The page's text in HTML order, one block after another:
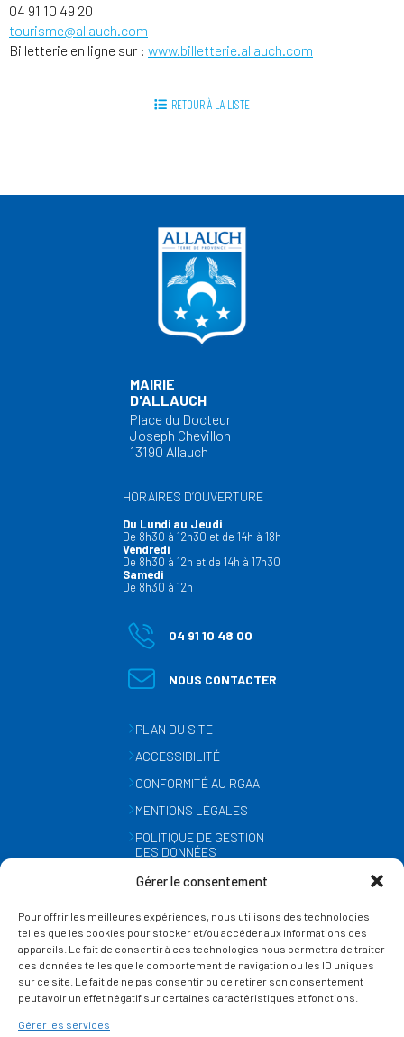
Gérer le consentement
Pour offrir les meilleures expériences, nous utilisons des technologies
telles que les cookies pour stocker et/ou accéder aux informations des
appareils. Le fait de consentir à ces technologies nous permettra de traiter
des données telles que le comportement de navigation ou les ID uniques
sur ce site. Le fait de ne pas consentir ou de retirer son consentement
peut avoir un effet négatif sur certaines caractéristiques et fonctions.
Gérer les services
04 91 10 49 20
tourisme@allauch.com
Billetterie en ligne sur : www.billetterie.allauch.com
RETOUR À LA LISTE
MAIRIE
D'ALLAUCH
Place du Docteur
Joseph Chevillon
13190 Allauch
HORAIRES D’OUVERTURE
Du Lundi au Jeudi
De 8h30 à 12h30 et de 14h à 18h
Vendredi
De 8h30 à 12h et de 14h à 17h30
Samedi
De 8h30 à 12h
04 91 10 48 00
NOUS CONTACTER
PLAN DU SITE
ACCESSIBILITÉ
CONFORMITÉ AU RGAA
MENTIONS LÉGALES
POLITIQUE DE GESTION
DES DONNÉES
GESTION DES COOKIES
SUIVEZ-NOUS
SUR LES RÉSEAUX